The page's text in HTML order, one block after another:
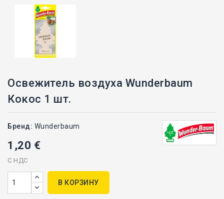
Освежитель воздуха Wunderbaum
Кокос 1 шт.
Бренд: Wunderbaum
1,20 €
С НДС
В КОРЗИНУ